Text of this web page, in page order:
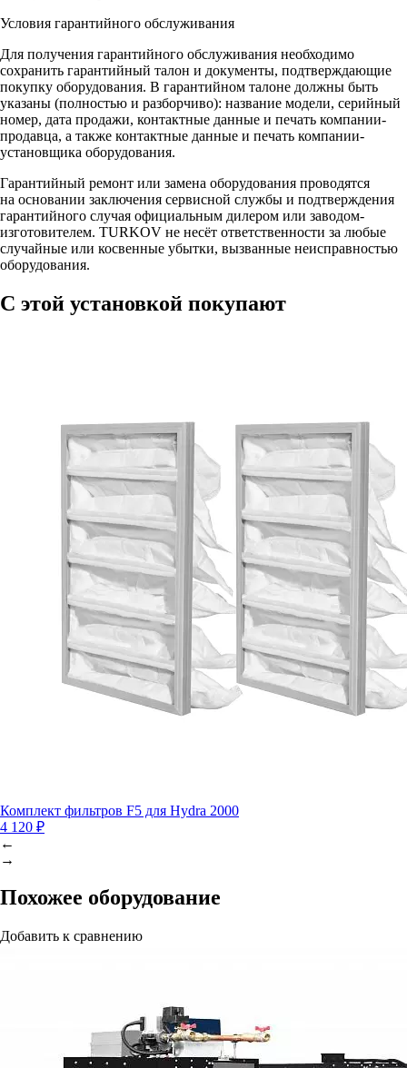
Условия гарантийного обслуживания
Для получения гарантийного обслуживания необходимо
сохранить гарантийный талон и документы, подтверждающие
покупку оборудования. В гарантийном талоне должны быть
указаны (полностью и разборчиво): название модели, серийный
номер, дата продажи, контактные данные и печать компании-
продавца, а также контактные данные и печать компании-
установщика оборудования.
Гарантийный ремонт или замена оборудования проводятся
на основании заключения сервисной службы и подтверждения
гарантийного случая официальным дилером или заводом-
изготовителем. TURKOV не несёт ответственности за любые
случайные или косвенные убытки, вызванные неисправностью
оборудования.
С этой установкой покупают
Комплект фильтров F5 для Hydra 2000
4 120 ₽
←
→
Похожее оборудование
Добавить к сравнению